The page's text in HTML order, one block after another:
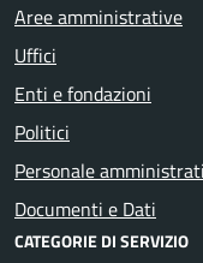
Aree amministrative
Uffici
Enti e fondazioni
Politici
Personale
Documenti e Dati
CATEGORIE DI SERVIZIO